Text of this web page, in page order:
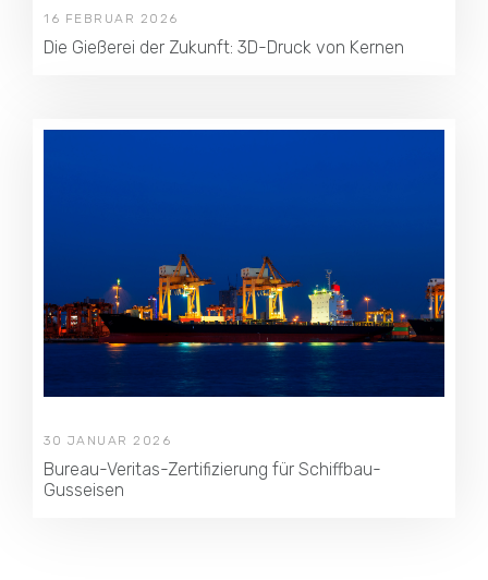
16 FEBRUAR 2026
Die Gießerei der Zukunft: 3D-Druck von Kernen
30 JANUAR 2026
Bureau-Veritas-Zertifizierung für Schiffbau-
Gusseisen